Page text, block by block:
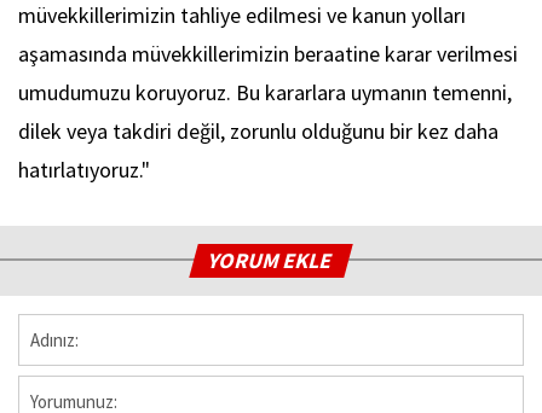
müvekkillerimizin tahliye edilmesi ve kanun yolları
aşamasında müvekkillerimizin beraatine karar verilmesi
umudumuzu koruyoruz. Bu kararlara uymanın temenni,
dilek veya takdiri değil, zorunlu olduğunu bir kez daha
hatırlatıyoruz."
YORUM EKLE